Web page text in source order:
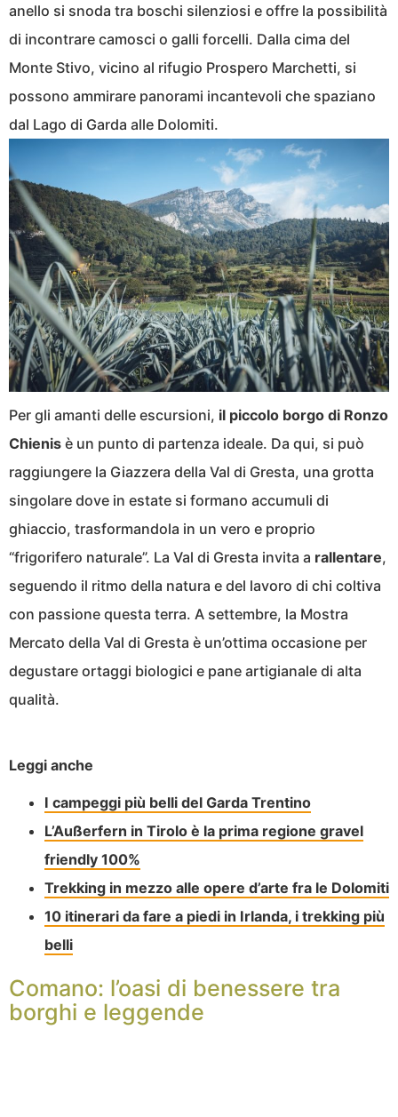
anello si snoda tra boschi silenziosi e offre la possibilità
di incontrare camosci o galli forcelli. Dalla cima del
Monte Stivo, vicino al rifugio Prospero Marchetti, si
possono ammirare panorami incantevoli che spaziano
dal Lago di Garda alle Dolomiti.
Per gli amanti delle escursioni, il piccolo borgo di Ronzo
Chienis è un punto di partenza ideale. Da qui, si può
raggiungere la Giazzera della Val di Gresta, una grotta
singolare dove in estate si formano accumuli di
ghiaccio, trasformandola in un vero e proprio
“frigorifero naturale”. La Val di Gresta invita a rallentare,
seguendo il ritmo della natura e del lavoro di chi coltiva
con passione questa terra. A settembre, la Mostra
Mercato della Val di Gresta è un’ottima occasione per
degustare ortaggi biologici e pane artigianale di alta
qualità.
Leggi anche
I campeggi più belli del Garda Trentino
L’Außerfern in Tirolo è la prima regione gravel
friendly 100%
Trekking in mezzo alle opere d’arte fra le Dolomiti
10 itinerari da fare a piedi in Irlanda, i trekking più
belli
Comano: l’oasi di benessere tra
borghi e leggende